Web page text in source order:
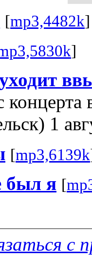
[mp3,4482k]
]
1
[mp3,6139k
был я [
с